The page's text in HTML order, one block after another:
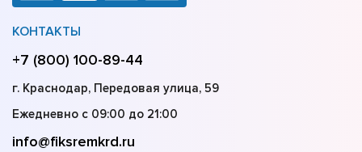
КОНТАКТЫ
+7 (800) 100-89-44
г. Краснодар, Передовая улица, 59
Ежедневно с 09:00 до 21:00
info@fiksremkrd.ru